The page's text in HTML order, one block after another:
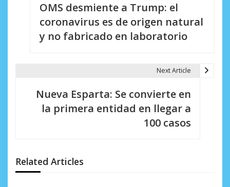
n
d
OMS desmiente a Trump: el
coronavirus es de origen natural
y no fabricado en laboratorio
Next Article
Nueva Esparta: Se convierte en
la primera entidad en llegar a
100 casos
Related Articles